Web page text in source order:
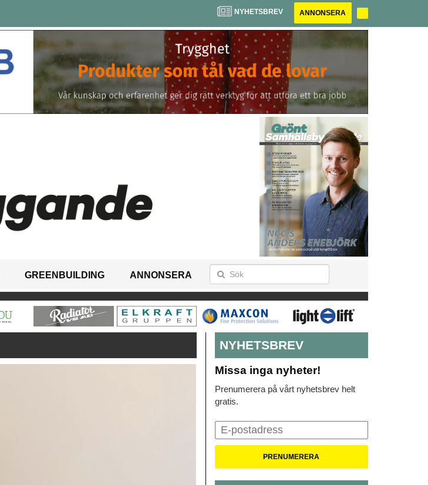
NYHETSBREV ANNONSERA
GREENBUILDING ANNONSERA
NYHETSBREV
Missa inga nyheter!
Prenumerera på vårt nyhetsbrev helt
gratis.